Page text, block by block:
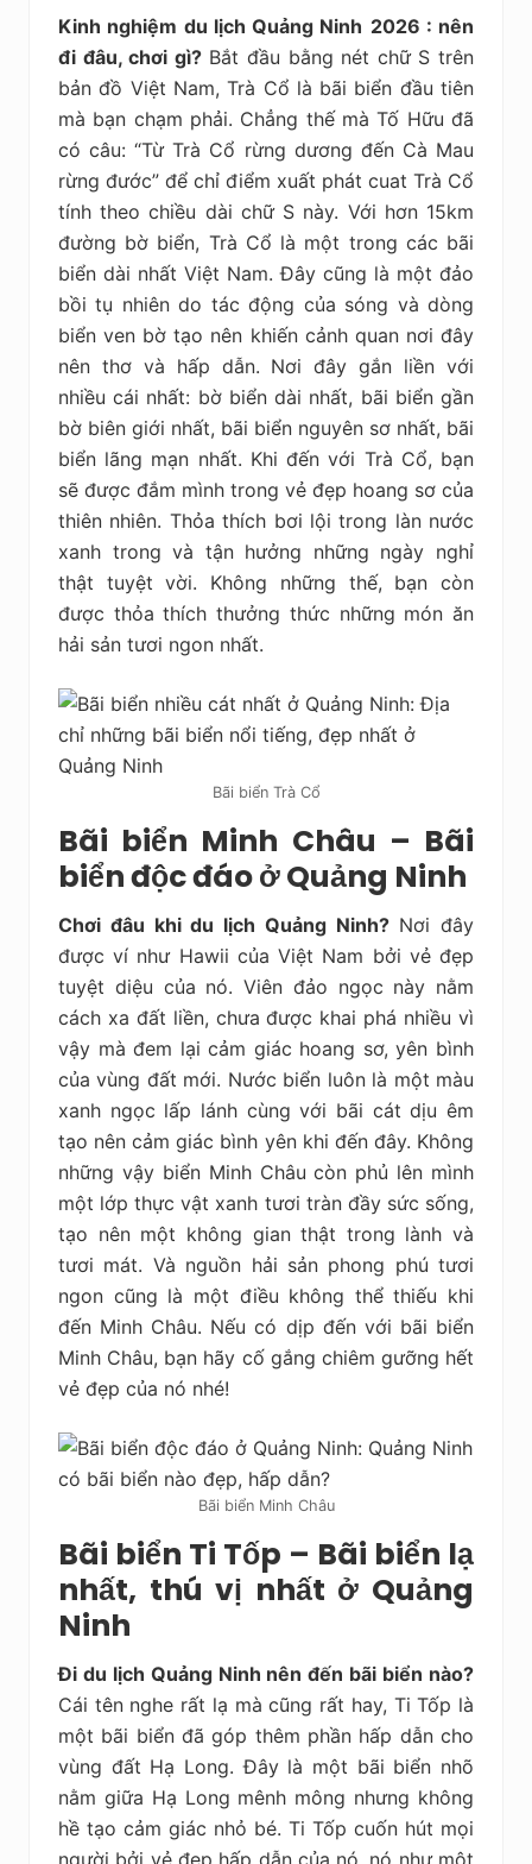
Kinh nghiệm du lịch Quảng Ninh 2026 : nên
đi đâu, chơi gì?Bắt đầu bằng nét chữ S trên
bản đồ Việt Nam, Trà Cổ là bãi biển đầu tiên
mà bạn chạm phải. Chẳng thế mà Tố Hữu đã
có câu: “Từ Trà Cổ rừng dương đến Cà Mau
rừng đước” để chỉ điểm xuất phát cuat Trà Cổ
tính theo chiều dài chữ S này. Với hơn 15km
đường bờ biển, Trà Cổ là một trong các bãi
biển dài nhất Việt Nam. Đây cũng là một đảo
bồi tụ nhiên do tác động của sóng và dòng
biển ven bờ tạo nên khiến cảnh quan nơi đây
nên thơ và hấp dẫn. Nơi đây gắn liền với
nhiều cái nhất: bờ biển dài nhất, bãi biển gần
bờ biên giới nhất, bãi biển nguyên sơ nhất, bãi
biển lãng mạn nhất. Khi đến với Trà Cổ, bạn
sẽ được đắm mình trong vẻ đẹp hoang sơ của
thiên nhiên. Thỏa thích bơi lội trong làn nước
xanh trong và tận hưởng những ngày nghỉ
thật tuyệt vời. Không những thế, bạn còn
được thỏa thích thưởng thức những món ăn
hải sản tươi ngon nhất.
Bãi biển Trà Cổ
Bãi biển Minh Châu – Bãi
biển độc đáo ở Quảng Ninh
Chơi đâu khi du lịch Quảng Ninh?Nơi đây
được ví như Hawii của Việt Nam bởi vẻ đẹp
tuyệt diệu của nó. Viên đảo ngọc này nằm
cách xa đất liền, chưa được khai phá nhiều vì
vậy mà đem lại cảm giác hoang sơ, yên bình
của vùng đất mới. Nước biển luôn là một màu
xanh ngọc lấp lánh cùng với bãi cát dịu êm
tạo nên cảm giác bình yên khi đến đây. Không
những vậy biển Minh Châu còn phủ lên mình
một lớp thực vật xanh tươi tràn đầy sức sống,
tạo nên một không gian thật trong lành và
tươi mát. Và nguồn hải sản phong phú tươi
ngon cũng là một điều không thể thiếu khi
đến Minh Châu. Nếu có dịp đến với bãi biển
Minh Châu, bạn hãy cố gắng chiêm gưỡng hết
vẻ đẹp của nó nhé!
Bãi biển Minh Châu
Bãi biển Ti Tốp – Bãi biển lạ
nhất, thú vị nhất ở Quảng
Ninh
Đi du lịch Quảng Ninh nên đến bãi biển nào?
Cái tên nghe rất lạ mà cũng rất hay, Ti Tốp là
một bãi biển đã góp thêm phần hấp dẫn cho
vùng đất Hạ Long. Đây là một bãi biển nhõ
nằm giữa Hạ Long mênh mông nhưng không
hề tạo cảm giác nhỏ bé. Ti Tốp cuốn hút mọi
người bởi vẻ đẹp hấp dẫn của nó, nó như một